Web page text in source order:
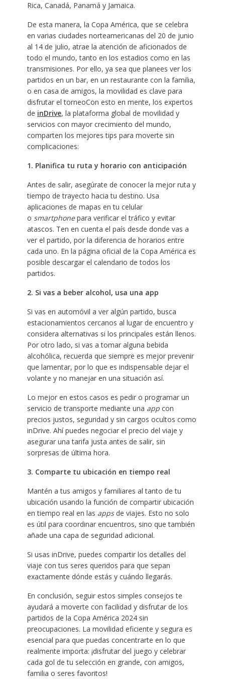
Rica, Canadá, Panamá y Jamaica.
De esta manera, la Copa América, que se celebra
en varias ciudades norteamericanas del 20 de junio
al 14 de julio, atrae la atención de aficionados de
todo el mundo, tanto en los estadios como en las
transmisiones. Por ello, ya sea que planees ver los
partidos en un bar, en un restaurante con la familia,
o en casa de amigos, la movilidad es clave para
disfrutar el torneoCon esto en mente, los expertos
de inDrive, la plataforma global de movilidad y
servicios con mayor crecimiento del mundo,
comparten los mejores tips para moverte sin
complicaciones:
1. Planifica tu ruta y horario con anticipación
Antes de salir, asegúrate de conocer la mejor ruta y
tiempo de trayecto hacia tu destino. Usa
aplicaciones de mapas en tu celular
o smartphonepara verificar el tráfico y evitar
atascos. Ten en cuenta el país desde donde vas a
ver el partido, por la diferencia de horarios entre
cada uno. En la página oficial de la Copa América es
posible descargar el calendario de todos los
partidos.
2. Si vas a beber alcohol, usa una app
Si vas en automóvil a ver algún partido, busca
estacionamientos cercanos al lugar de encuentro y
considera alternativas si los principales están llenos.
Por otro lado, si vas a tomar alguna bebida
alcohólica, recuerda que siempre es mejor prevenir
que lamentar, por lo que es indispensable dejar el
volante y no manejar en una situación así.
Lo mejor en estos casos es pedir o programar un
servicio de transporte mediante una appcon
precios justos, seguridad y sin cargos ocultos como
inDrive. Ahí puedes negociar el precio del viaje y
asegurar una tarifa justa antes de salir, sin
sorpresas de última hora.
3. Comparte tu ubicación en tiempo real
Mantén a tus amigos y familiares al tanto de tu
ubicación usando la función de compartir ubicación
en tiempo real en las appsde viajes. Esto no solo
es útil para coordinar encuentros, sino que también
añade una capa de seguridad adicional.
Si usas inDrive, puedes compartir los detalles del
viaje con tus seres queridos para que sepan
exactamente dónde estás y cuándo llegarás.
En conclusión, seguir estos simples consejos te
ayudará a moverte con facilidad y disfrutar de los
partidos de la Copa América 2024 sin
preocupaciones. La movilidad eficiente y segura es
esencial para que puedas concentrarte en lo que
realmente importa: ¡disfrutar del juego y celebrar
cada gol de tu selección en grande, con amigos,
familia o seres favoritos!